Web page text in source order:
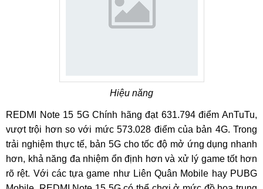
Hiệu năng
REDMI Note 15 5G Chính hãng đạt 631.794 điểm AnTuTu,
vượt trội hơn so với mức 573.028 điểm của bản 4G. Trong
trải nghiệm thực tế, bản 5G cho tốc độ mở ứng dụng nhanh
hơn, khả năng đa nhiệm ổn định hơn và xử lý game tốt hơn
rõ rệt. Với các tựa game như Liên Quân Mobile hay PUBG